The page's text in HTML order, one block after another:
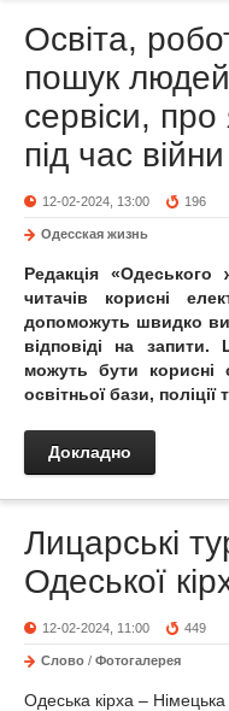
Освіта,
пошук
сервіси, про
під час війни
12-02-2024, 13:00 196
Одесская жизнь
Редакція
читачів корисні
допоможуть швидко
відповіді на
можуть бути корисні
освітньої бази,
Докладно
Лицарські
Одеської
12-02-2024, 11:00 449
Слово / Фотогалерея
Одеська кірха –